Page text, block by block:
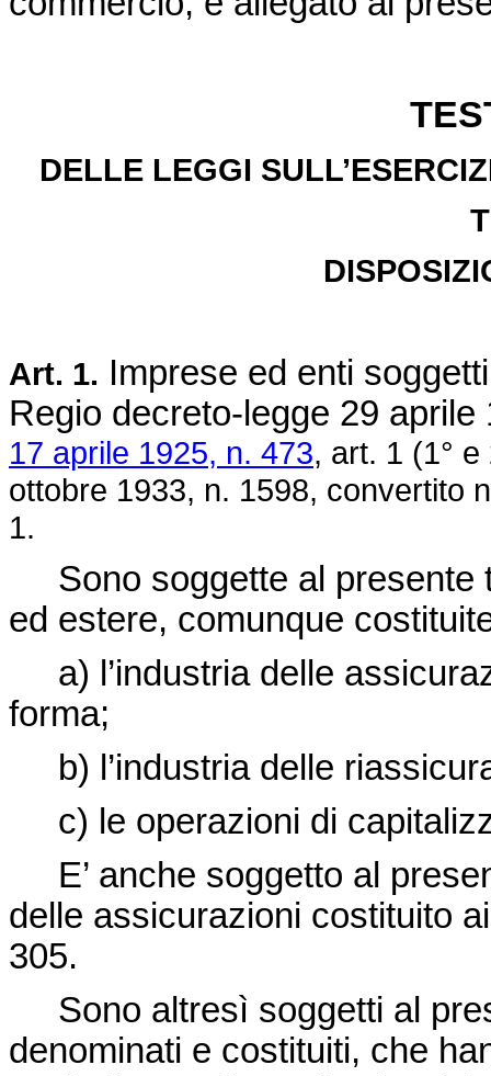
DELLE LEGGI
Art. 1. Imprese ed enti
Regio decreto-legge 29 aprile
17 aprile 1925, n. 473, art. 1 (1°
ottobre 1933, n. 1598, convertito
1.
Sono soggette al presente
ed estere, comunque
a) l’industria delle
forma;
b) l’industria delle
c) le operazioni di
E’ anche soggetto al
delle assicurazioni costituito
305.
Sono altresì soggetti al
denominati e costituiti, che